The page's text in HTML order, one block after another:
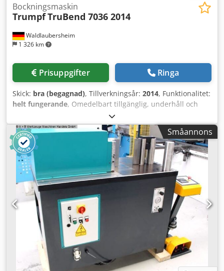
Waldlaubersheim
1 326 km
Bockningsmaskin
TrumpfTruBend 7036 2014
Prisuppgifter Ringa
Skick: bra (begagnad), Tillverkningsår: 2014, Funktionalitet:
helt fungerande, Omedelbart tillgänglig, underhåll och
säkerhetsbesiktning utförd 2024-07-30, giltig till 2026-07-
30! Beskrivning Tillverkningsår 2014 Böjlängd [mm]
1020,00 Presskraft [ton] 36 Styrsystem TRUMPF TASC 6000
Standardutrustning Maskin - Stabil maskinram - Pressbalk
- Högpresterande, elektromechanisk direktdrift
(momentmotor) - Induktivt längdmätsystem med
temperaturkompensation - Klimatanläggning för elskåp -
Ergonomisk maskindesign Anslagssystem - Bakre
anslagssystem, 6 axlar Verktygsfäste - Övre verktygsfäste,
automatiskt - Nedre verktygsfäste, automatiskt Styrsystem
- TRUMPF TASC 6000 integrerat - Numerisk
verkstadsprogrammering - Windows XPe (inbäddat),
Pentium M med 1,1 GHz klockfrekvens - 1 GB RAM-minne -
15-tums pekskärm Säkerhet - Sidledes svängbara
skyddsgrindar - Skyddshuv bak - 2-knapps fotpedal, för
Småannons